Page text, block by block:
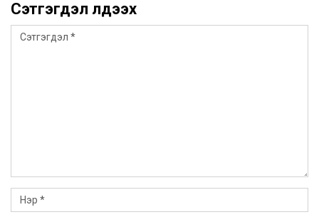
Сэтгэгдэл үлдээх